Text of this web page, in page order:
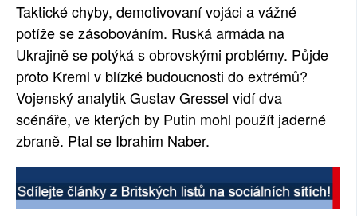
PŘÍSPĚVKY NA PROVOZ
SOCIÁLNÍ SÍTĚ
RUBRIKY
PLNÁ VERZE STRÁNEK
Taktické chyby, demotivovaní vojáci a vážné
potíže se zásobováním. Ruská armáda na
Ukrajině se potýká s obrovskými problémy. Půjde
proto Kreml v blízké budoucnosti do extrémů?
Vojenský analytik Gustav Gressel vidí dva
scénáře, ve kterých by Putin mohl použít jaderné
zbraně. Ptal se Ibrahim Naber.